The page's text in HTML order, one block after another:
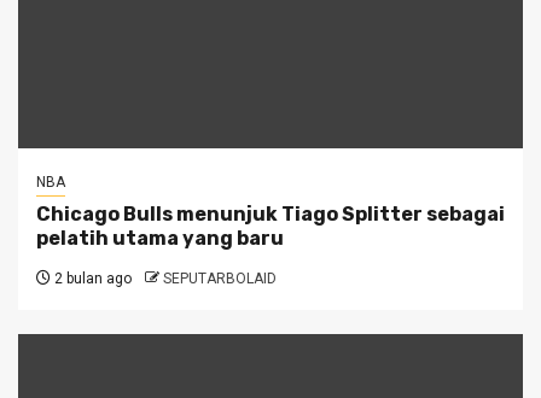
NBA
Chicago Bulls menunjuk Tiago Splitter sebagai
pelatih utama yang baru
2 bulan ago SEPUTARBOLAID